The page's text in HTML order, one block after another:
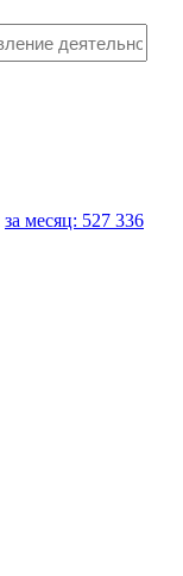
за месяц: 527 336